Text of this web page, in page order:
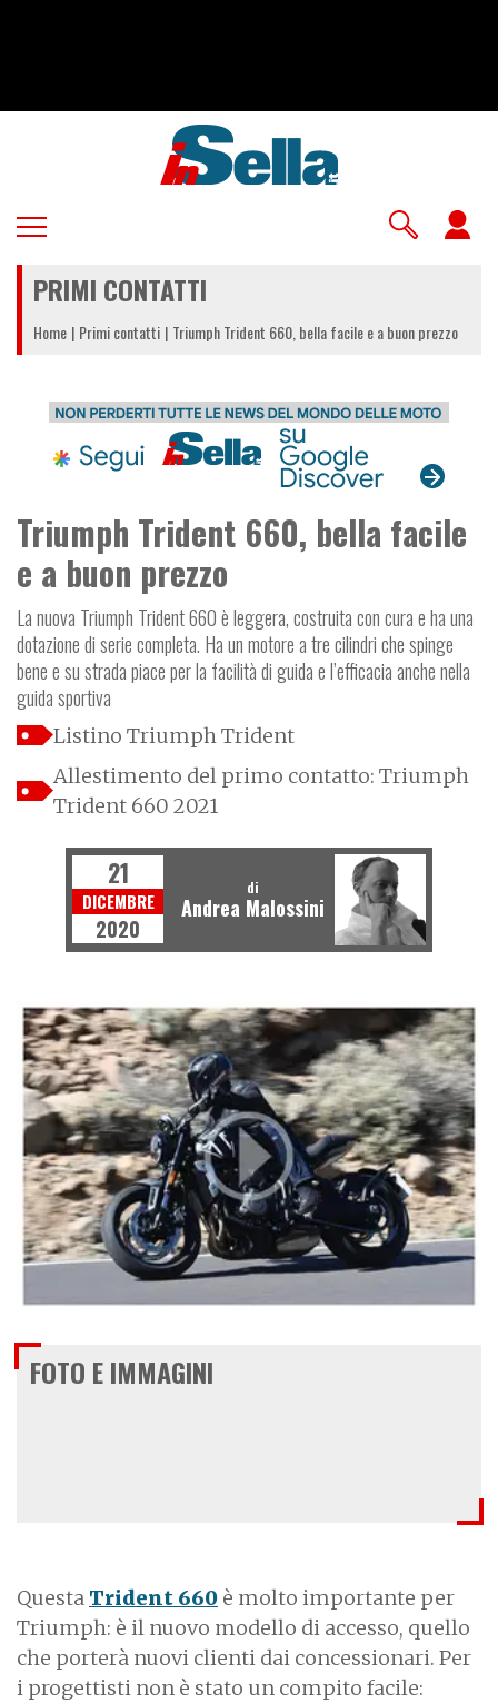
PRIMI CONTATTI
Home Primi contatti Triumph Trident 660, bella facile e a buon prezzo
Triumph Trident 660, bella facile
e a buon prezzo
La nuova Triumph Trident 660 è leggera, costruita con cura e ha una
dotazione di serie completa. Ha un motore a tre cilindri che spinge
bene e su strada piace per la facilità di guida e l’efficacia anche nella
guida sportiva
Listino Triumph Trident
Allestimento del primo contatto: Triumph
Trident 660 2021
21
DICEMBRE
2020
di
Andrea Malossini
€ 7.995
FOTO E IMMAGINI
Questa Trident 660 è molto importante per
Triumph: è il nuovo modello di accesso, quello
che porterà nuovi clienti dai concessionari. Per
i progettisti non è stato un compito facile: